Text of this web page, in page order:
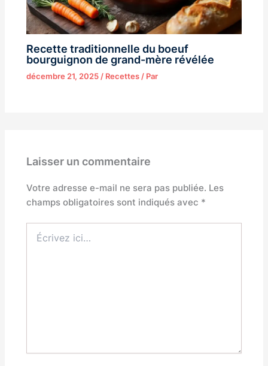
Recette traditionnelle du boeuf
bourguignon de grand-mère révélée
décembre 21, 2025 / Recettes / Par
Laisser un commentaire
Votre adresse e-mail ne sera pas publiée. Les
champs obligatoires sont indiqués avec *
ici…